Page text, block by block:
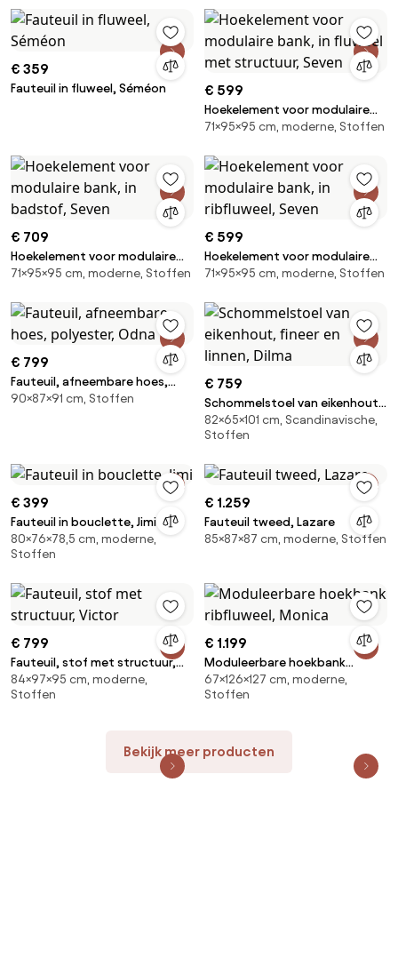
€ 359
Fauteuil in fluweel, Séméon € 599
Hoekelement voor modulaire
bank, in fluweel met structuur,
71×95×95 cm, moderne, Stoffen
€ 709
Hoekelement voor modulaire
bank, in badstof, Seven
71×95×95 cm, moderne, Stoffen
€ 599
Hoekelement voor modulaire
bank, in ribfluweel, Seven
71×95×95 cm, moderne, Stoffen
€ 799
Fauteuil, afneembare hoes,
polyester, Odna
90×87×91 cm, Stoffen
€ 759
Schommelstoel van eikenhout,
fineer en linnen, Dilma
82×65×101 cm, Scandinavische,
Stoffen
€ 399
Fauteuil in bouclette, Jimi
80×76×78,5 cm, moderne,
Stoffen
€ 1.259
Fauteuil tweed, Lazare
85×87×87 cm, moderne, Stoffen
€ 799
Fauteuil, stof met structuur,
Victor
84×97×95 cm, moderne,
Stoffen
€ 1.199
Moduleerbare hoekbank
ribfluweel, Monica
67×126×127 cm, moderne,
Stoffen
Bekijk meer producten